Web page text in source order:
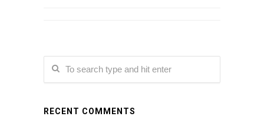
RECENT COMMENTS